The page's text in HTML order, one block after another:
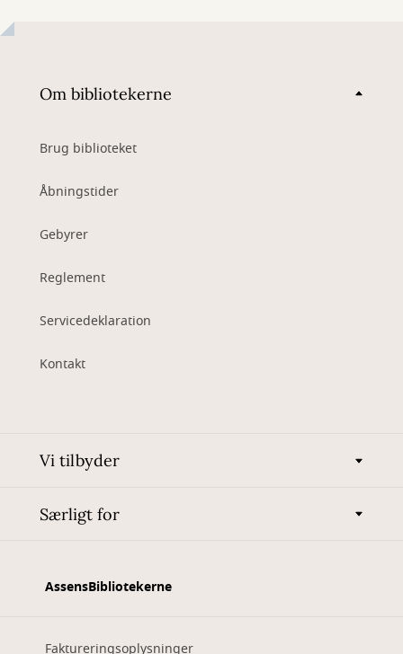
Om bibliotekerne
Brug biblioteket
Åbningstider
Gebyrer
Reglement
Servicedeklaration
Kontakt
Vi tilbyder
Særligt for
AssensBibliotekerne
Faktureringsoplysninger